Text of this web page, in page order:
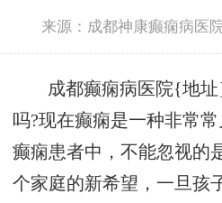
来源：成都神康癫痫病医
成都癫痫病医院{地
吗?现在癫痫是一种非常
癫痫患者中，不能忽视的
个家庭的新希望，一旦孩